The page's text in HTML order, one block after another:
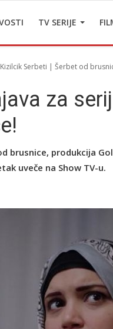
TV SERIJE
Serbeti | Šerbet od
za
brusnice, produkcija
uveče na Show TV-u.